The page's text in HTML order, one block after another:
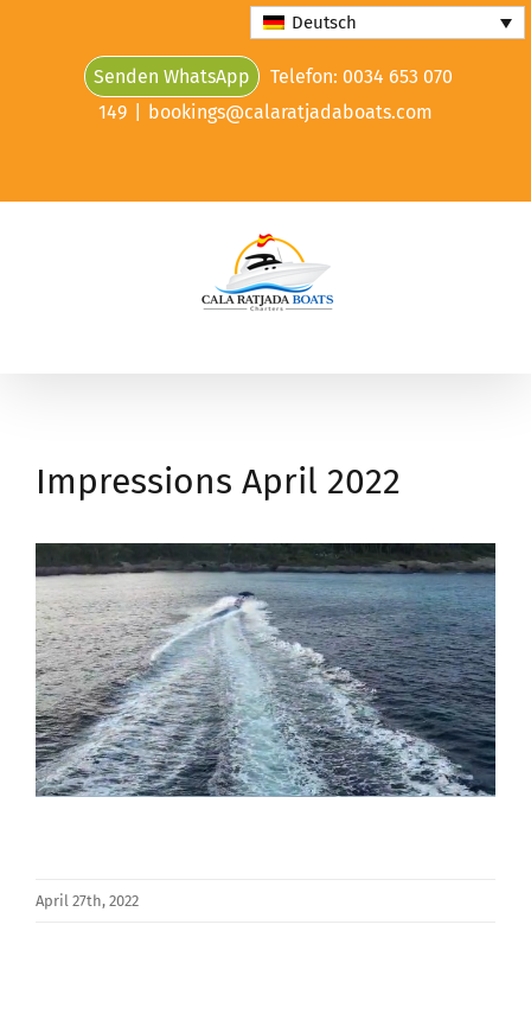
Senden WhatsApp
Telefon: 0034 653 070
149
bookings@calaratjadaboats.com
Impressions April 2022
April 27th, 2022
Deutsch